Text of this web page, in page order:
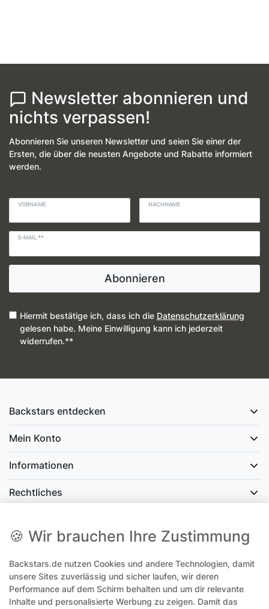
Newsletter abonnieren und
nichts verpassen!
Abonnieren Sie unseren Newsletter und seien Sie einer der
Ersten, die über die neusten Angebote und Rabatte informiert
werden.
VORNAME NACHNAME
E-MAIL **
Abonnieren
Hiermit bestätige ich, dass ich die Daten­schutz­erklärung
gelesen habe. Meine Einwilligung kann ich jederzeit
widerrufen.**
Backstars entdecken
Mein Konto
Informationen
Rechtliches
office@backstars.de
Wir antworten Ihnen schnellstmöglich. An Sonn- und Feiertagen kann
es evtl. zu Verzögerungen kommen.
🍪 Wir brauchen Ihre Zustimmung
Backstars.de nutzen Cookies und andere Technologien, damit
unsere Sites zuverlässig und sicher laufen, wir deren
Performance auf dem Schirm behalten und um dir relevante
Inhalte und personalisierte Werbung zu zeigen. Damit das